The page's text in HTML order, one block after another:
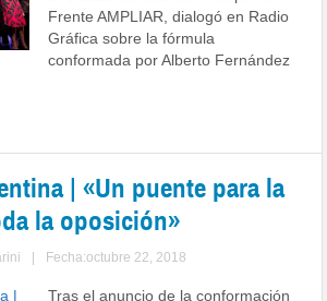
Frente AMPLIAR, dialogó en Radio
Gráfica sobre la fórmula
conformada por Alberto Fernández
| «Un puente para la
la oposición»
Fecha:octubre 22, 2018
Tras el anuncio de la conformación